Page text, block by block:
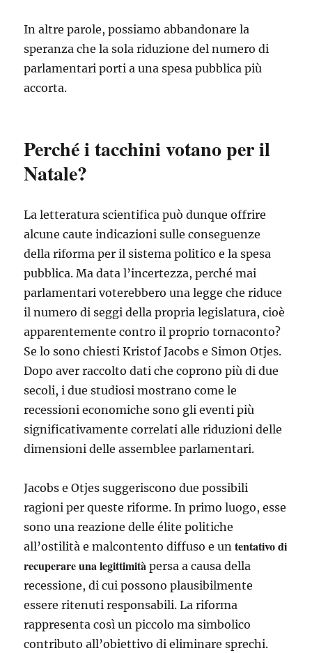
In altre parole, possiamo abbandonare la
speranza che la sola riduzione del numero di
parlamentari porti a una spesa pubblica più
accorta.
Perché i tacchini votano per il
Natale?
La letteratura scientifica può dunque offrire
alcune caute indicazioni sulle conseguenze
della riforma per il sistema politico e la spesa
pubblica. Ma data l’incertezza, perché mai
parlamentari voterebbero una legge che riduce
il numero di seggi della propria legislatura, cioè
apparentemente contro il proprio tornaconto?
Se lo sono chiesti Kristof Jacobs e Simon Otjes.
Dopo aver raccolto dati che coprono più di due
secoli, i due studiosi mostrano come le
recessioni economiche sono gli eventi più
significativamente correlati alle riduzioni delle
dimensioni delle assemblee parlamentari.
Jacobs e Otjes suggeriscono due possibili
ragioni per queste riforme. In primo luogo, esse
sono una reazione delle élite politiche
all’ostilità e malcontento diffuso e untentativo di
recuperare una legittimità persa a causa della
recessione, di cui possono plausibilmente
essere ritenuti responsabili. La riforma
rappresenta così un piccolo ma simbolico
contributo all’obiettivo di eliminare sprechi.